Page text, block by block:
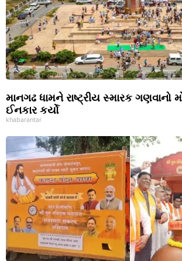
માનગઢ ધામને રાષ્ટ્રીય સ્મારક ગણવાનો
ઈનકાર કર્યો
khabarantar